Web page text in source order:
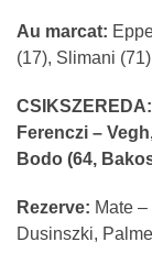
Au marcat:
(17), Slimani (71)
CSIKSZEREDA:
Ferenczi –
Bodo (64,
Rezerve: Mate
Dusinszki,